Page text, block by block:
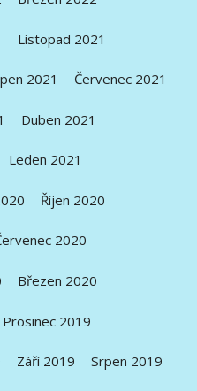
Listopad 2021
2021 Červenec 2021
Duben 2021
Leden 2021
Říjen 2020
2020
Březen 2020
Prosinec 2019
Září 2019 Srpen 2019